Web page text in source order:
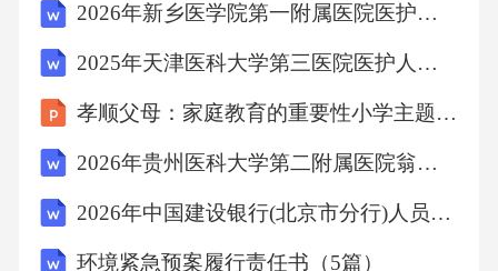
行为美临床价值护士的行为美能够提升患者对
医护人员的信任感，进而有效促进患者的康复
进程。
2.2.2.1优雅的仪态护士的仪态应优雅、规范，避
免显得随意或粗鲁。优雅的仪态能够提升护士
2026年新乡医学院第一附属医院医护人员招聘考试备考题库及答案详解
2025年天津医科大学第三医院医护人员招聘考试题库附答案详解
孝顺父母：家庭教育的重要性小学主题班会课件
2026年贵州医科大学第二附属医院翁义病区医护人员招聘考试备考题库及答案详解
2026年中国建设银行(北京市分行)人员招聘考试备考试题及答案详解
环境紧急预案履行责任书（5篇）